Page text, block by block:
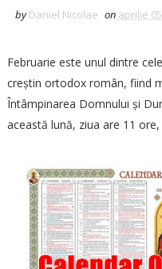
by Daniel Nicolae on aprilie
Februarie este unul dintre
creștin ortodox român, fiind
Întâmpinarea Domnului și
această lună, ziua are 11